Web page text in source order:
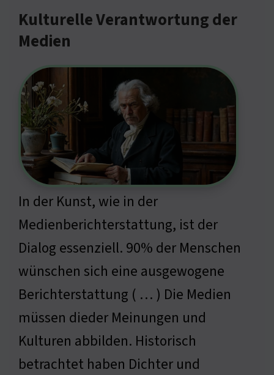
Kulturelle Verantwortung der
Medien
In der Kunst, wie in der
Medienberichterstattung, ist der
Dialog essenziell. 90% der Menschen
wünschen sich eine ausgewogene
Berichterstattung ( … ) Die Medien
müssen dieder Meinungen und
Kulturen abbilden. Historisch
betrachtet haben Dichter und